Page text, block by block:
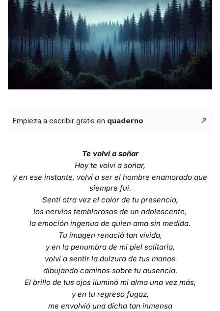
Empieza a escribir gratis en quaderno
Te volví a soñar
Hoy te volví a soñar,
y en ese instante, volví a ser el hombre enamorado que
siempre fui.
Sentí otra vez el calor de tu presencia,
los nervios temblorosos de un adolescente,
la emoción ingenua de quien ama sin medida.
Tu imagen renació tan vívida,
y en la penumbra de mi piel solitaria,
volví a sentir la dulzura de tus manos
dibujando caminos sobre tu ausencia.
El brillo de tus ojos iluminó mi alma una vez más,
y en tu regreso fugaz,
me envolvió una dicha tan inmensa